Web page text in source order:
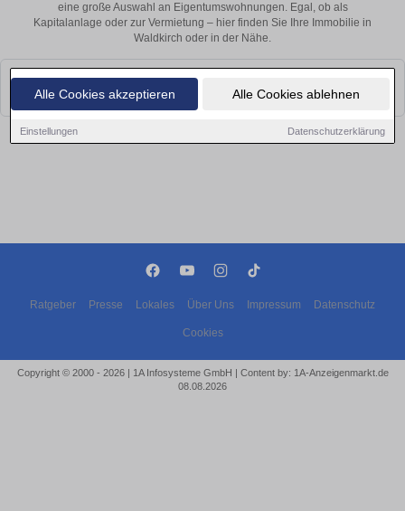
Alle Cookies akzeptieren Alle Cookies ablehnen
Einstellungen Datenschutzerklärung
eine große Auswahl an Eigentumswohnungen. Egal, ob als
Kapitalanlage oder zur Vermietung – hier finden Sie Ihre Immobilie in
Waldkirch oder in der Nähe.
Leider konnten wir derzeit keine passenden Objekte finden. Schauen Sie
bald wieder vorbei!
Ratgeber Presse Lokales Über Uns Impressum Datenschutz
Cookies
Copyright © 2000 - 2026 | 1A Infosysteme GmbH | Content by: 1A-Anzeigenmarkt.de
08.08.2026